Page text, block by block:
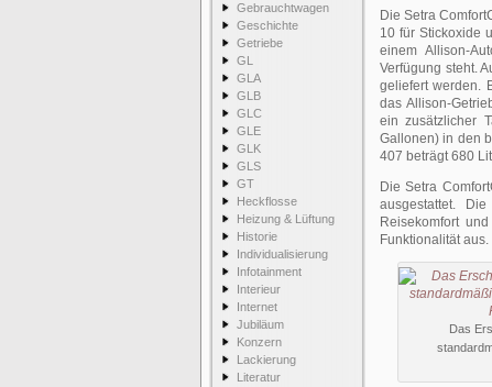
Gebrauchtwagen
Geschichte
Getriebe
GL
GLA
GLB
GLC
GLE
GLK
GLS
GT
Heckflosse
Heizung & Lüftung
Historie
Individualisierung
Infotainment
Interieur
Internet
Jubiläum
Konzern
Lackierung
Literatur
Die Setra
10 für Stickoxide
einem Allison-
Verfügung steht.
geliefert werden.
das Allison-
ein zusätzlicher
Gallonen) in den
407 beträgt 680
Die Setra
ausgestattet.
Reisekomfort
Funktionalität aus.
Das